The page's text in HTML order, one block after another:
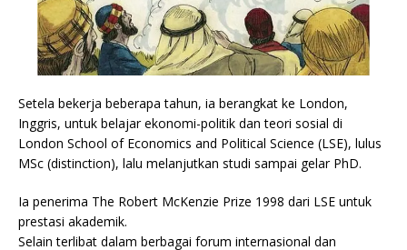
Setela bekerja beberapa tahun, ia berangkat ke London,
Inggris, untuk belajar ekonomi-politik dan teori sosial di
London School of Economics and Political Science (LSE), lulus
MSc (distinction), lalu melanjutkan studi sampai gelar PhD.
Ia penerima The Robert McKenzie Prize 1998 dari LSE untuk
prestasi akademik.
Selain terlibat dalam berbagai forum internasional dan